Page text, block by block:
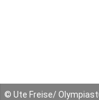
© Ute Freise/